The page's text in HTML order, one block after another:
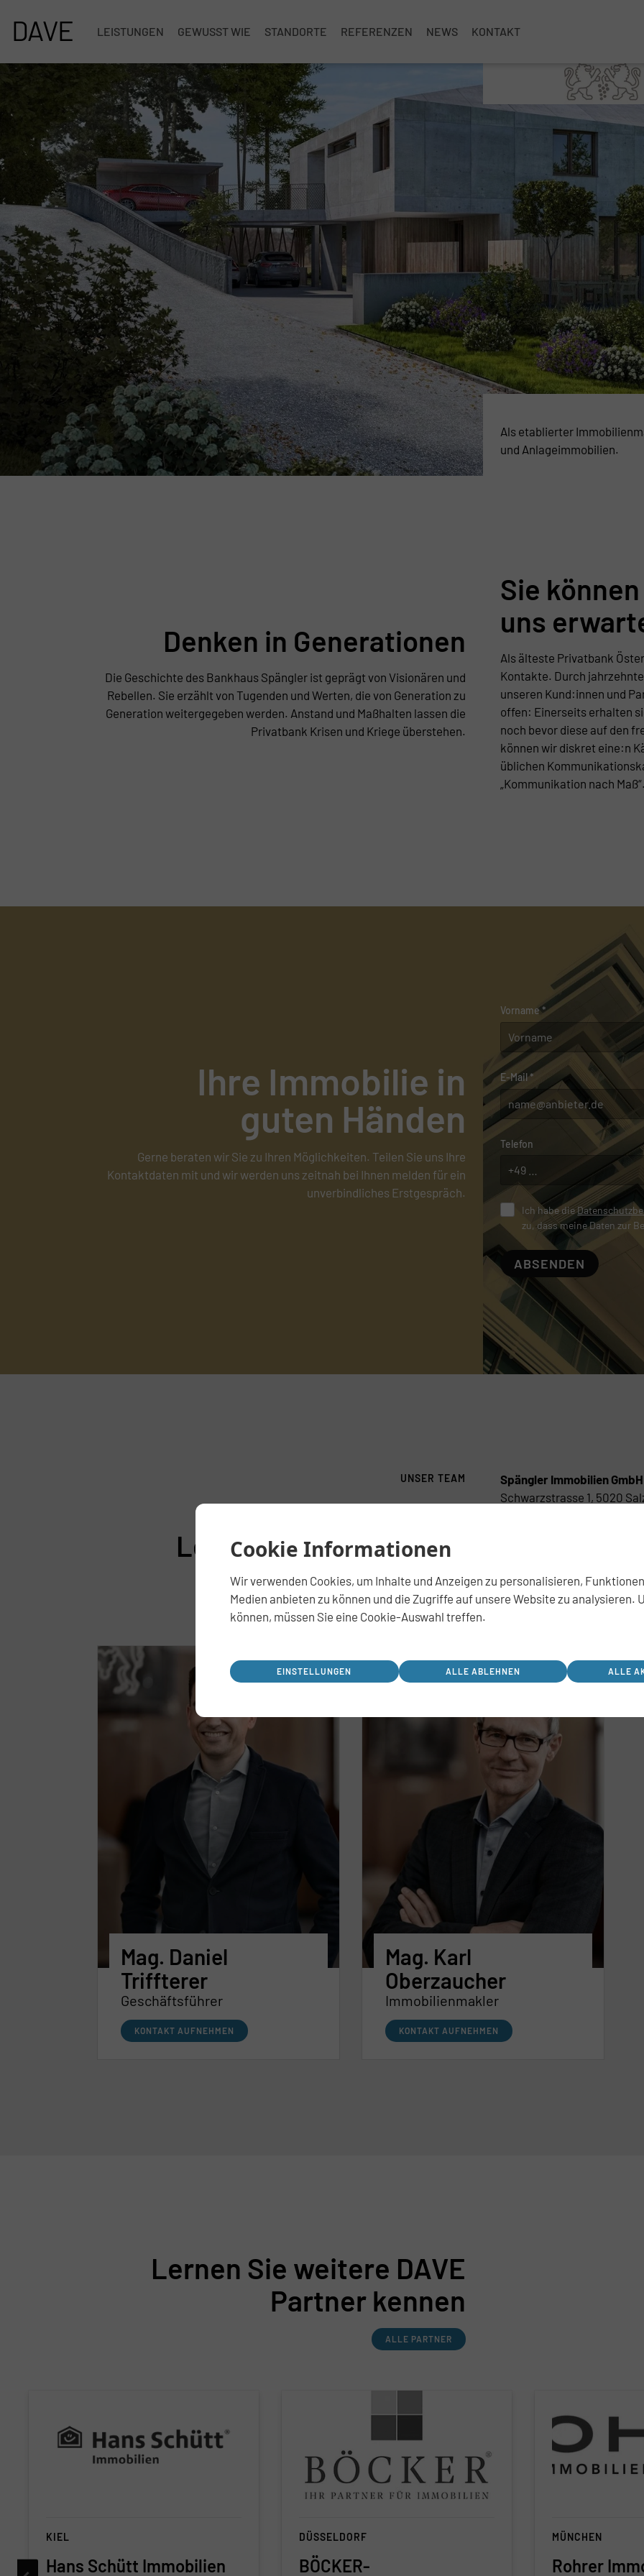
DAVE LEISTUNGEN GEWUSST WIE STANDORTE REFERENZEN NEWS KONTAKT
Als etablierter
und Anlageimmobilien.
Denken in Generationen
Die Geschichte des Bankhaus Spängler ist geprägt von Visionären und
Rebellen. Sie erzählt von Tugenden und Werten, die von Generation zu
Generation weitergegeben werden. Anstand und Maßhalten lassen die
Privatbank Krisen und Kriege überstehen.
Sie
uns
Als älteste Privatbank
Kontakte. Durch
unseren Kund:innen und
offen: Einerseits erhalten
noch bevor diese auf den
können wir diskret eine:n
üblichen
„Kommunikation nach Maß“.
Ihre Immobilie in
guten Händen
Gerne beraten wir Sie zu Ihren Möglichkeiten. Teilen Sie uns Ihre
Kontaktdaten mit und wir werden uns zeitnah bei Ihnen melden für ein
unverbindliches Erstgespräch.
Vorname*
E-Mail*
Telefon
Ich habe die
zu, dass meine Daten zur
ABSENDEN
UNSER TEAM
Guten Tag!
Lernen Sie unser Team
kennen
Spängler Immobilien GmbH
Schwarzstrasse 1, 5020
http://www.spaengler-
Mag. Daniel
Triffterer
Geschäftsführer
KONTAKT AUFNEHMEN
Mag. Karl
Oberzaucher
Immobilienmakler
KONTAKT AUFNEHMEN
Lernen Sie weitere DAVE
Partner kennen
ALLE PARTNER
KIEL
Hans Schütt Immobilien
DÜSSELDORF
BÖCKER-
MÜNCHEN
Rohrer
Cookie Informationen
Wir verwenden Cookies, um Inhalte und Anzeigen zu personalisieren,
Medien anbieten zu können und die Zugriffe auf unsere Website zu analysieren.
können, müssen Sie eine Cookie-Auswahl treffen.
EINSTELLUNGEN ALLE ABLEHNEN ALLE